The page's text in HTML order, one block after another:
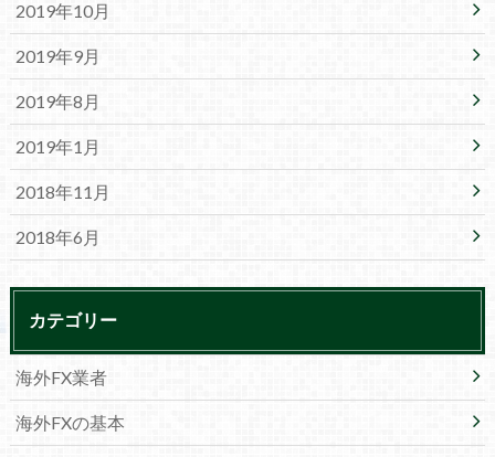
2019年10月
2019年9月
2019年8月
2019年1月
2018年11月
2018年6月
カテゴリー
海外FX業者
海外FXの基本